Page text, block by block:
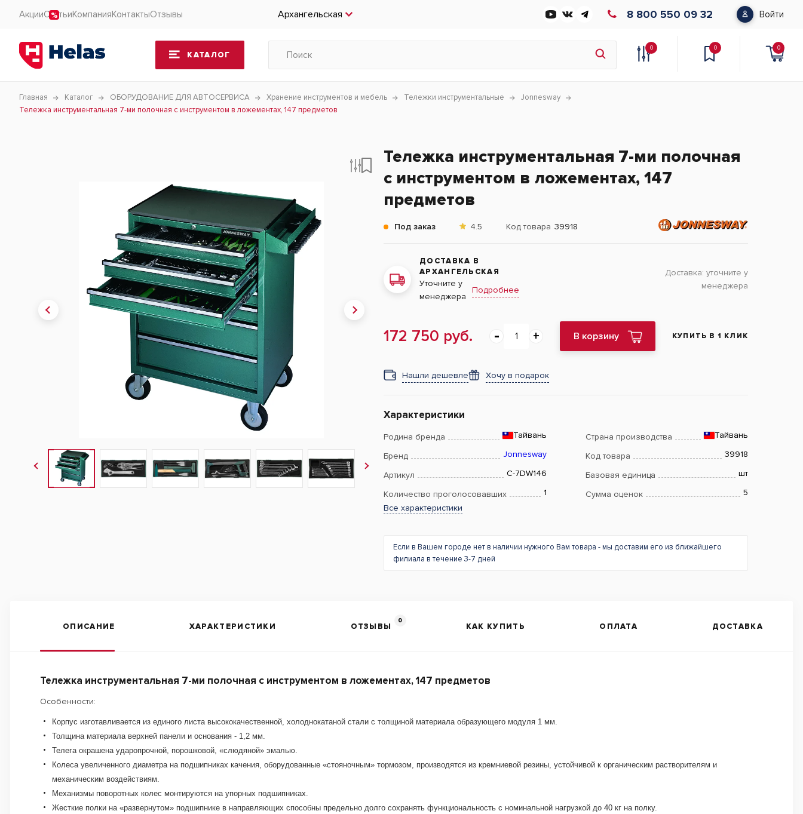
АкцииСтатьиКомпанияКонтактыОтзывы Архангельская 8 800 550 09 32 Войти
КАТАЛОГ
0 0 0
Главная Каталог ОБОРУДОВАНИЕ ДЛЯ АВТОСЕРВИСА Хранение инструментов и мебель Тележки инструментальные
Jonnesway
Тележка инструментальная 7-ми полочная с инструментом в ложементах, 147 предметов
Тележка инструментальная 7-ми полочная
с инструментом в ложементах, 147
предметов
Под заказ 4.5 Код товара 39918
ДОСТАВКА В
АРХАНГЕЛЬСКАЯ
Уточните у
менеджера
Подробнее
Доставка: уточните у
менеджера
172 750 руб. В корзину КУПИТЬ В 1 КЛИК
Нашли дешевле Хочу в подарок
Характеристики
Родина бренда Тайвань Страна производства Тайвань
Бренд Jonnesway Код товара 39918
Артикул C-7DW146 Базовая единица шт
Количество проголосовавших 1 Сумма оценок
5
Все характеристики
Если в Вашем городе нет в наличии нужного Вам товара - мы доставим его из ближайшего
филиала в течение 3-7 дней
ОПИСАНИЕ ХАРАКТЕРИСТИКИ ОТЗЫВЫ
0
КАК КУПИТЬ ОПЛАТА ДОСТАВКА
Тележка инструментальная 7-ми полочная с инструментом в ложементах, 147 предметов
Особенности:
Корпус изготавливается из единого листа высококачественной, холоднокатаной стали с толщиной материала образующего модуля 1 мм.
Толщина материала верхней панели и основания - 1,2 мм.
Телега окрашена ударопрочной, порошковой, «слюдяной» эмалью.
Колеса увеличенного диаметра на подшипниках качения, оборудованные «стояночным» тормозом, производятся из кремниевой резины, устойчивой к органическим растворителям и
механическим воздействиям.
Механизмы поворотных колес монтируются на упорных подшипниках.
Жесткие полки на «развернутом» подшипнике в направляющих способны предельно долго сохранять функциональность с номинальной нагрузкой до 40 кг на полку.